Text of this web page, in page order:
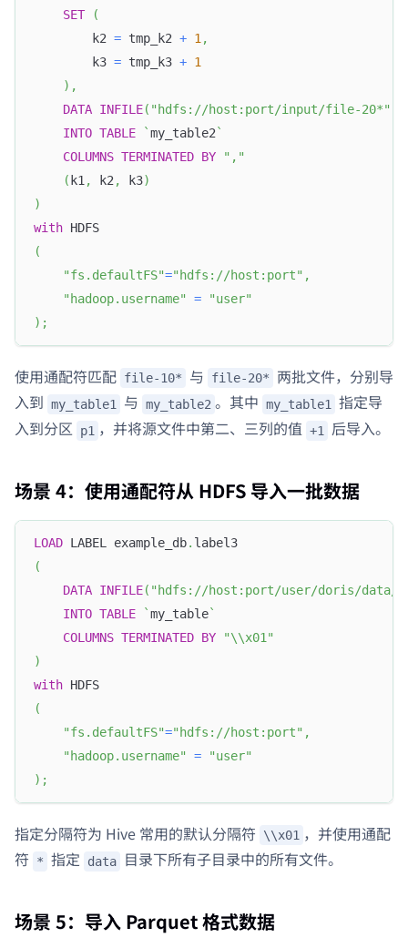
SET
(
        k2
= tmp_k2 + 1 ,
        k3
= tmp_k3 + 1
) ,
DATA INFILE( "hdfs://host:port/input/file-20*"
INTO TABLE `my_table2 `
COLUMNS TERMINATED BY
","
( k1 , k2 , k3)
)
with HDFS
(
"fs.defaultFS"="hdfs://host:port" ,
"hadoop.username"
=
"user"
) ;
使用通配符匹配 file-10* 与 file-20*
两批文件，分别导
入到 my_table1 与 my_table2 。其中 my_table1
指定导
入到分区
p1 ，并将源文件中第二、三列的值 +1 后导入。
场景 4：使用通配符从 HDFS 导入一批数据
LOAD LABEL example_db. label3
(
DATA INFILE( "hdfs://host:port/user/doris/data/
INTO TABLE `my_table`
COLUMNS TERMINATED BY
"\\x01"
)
with HDFS
(
"fs.defaultFS"="hdfs://host:port" ,
"hadoop.username"
=
"user"
) ;
指定分隔符为 Hive 常用的默认分隔符 \\x01 ，并使用通配
符
* 指定 data 目录下所有子目录中的所有文件。
场景 5：导入 Parquet 格式数据
Doris Summit 26
October 21–22 · Virtual event
↗